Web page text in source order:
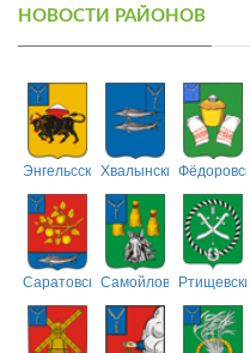
НОВОСТИ РАЙОНОВ
ЭнгельсскийХвалынский
СаратовскийСамойловский